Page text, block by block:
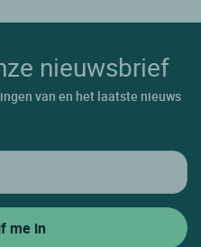
nieuwsbrief
van en het laatste nieuws